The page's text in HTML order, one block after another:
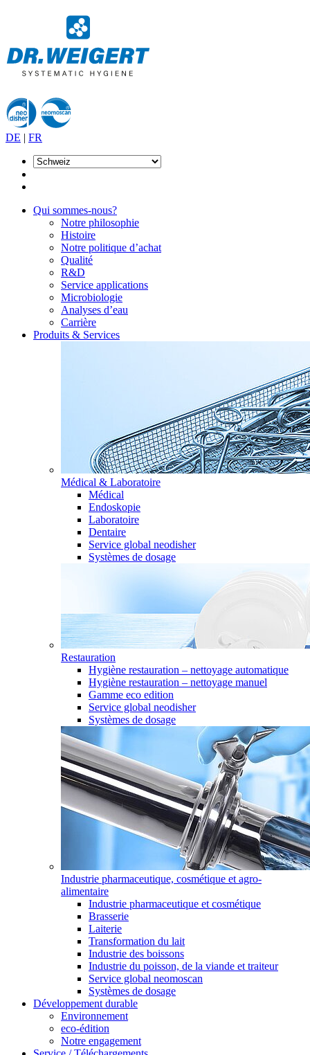
DE | FR
Qui sommes-nous?
Notre philosophie
Histoire
Notre politique d’achat
Qualité
R&D
Service applications
Microbiologie
Analyses d’eau
Carrière
Produits & Services
Médical & Laboratoire
Médical
Endoskopie
Laboratoire
Dentaire
Service global neodisher
Systèmes de dosage
Restauration
Hygiène restauration – nettoyage automatique
Hygiène restauration – nettoyage manuel
Gamme eco edition
Service global neodisher
Systèmes de dosage
Industrie pharmaceutique, cosmétique et agro-
alimentaire
Industrie pharmaceutique et cosmétique
Brasserie
Laiterie
Transformation du lait
Industrie des boissons
Industrie du poisson, de la viande et traiteur
Service global neomoscan
Systèmes de dosage
Développement durable
Environnement
eco-édition
Notre engagement